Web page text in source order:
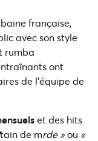
française,
avec son style
rumba
ont
de l’équipe de
et des hits
tain de mrde »ou «